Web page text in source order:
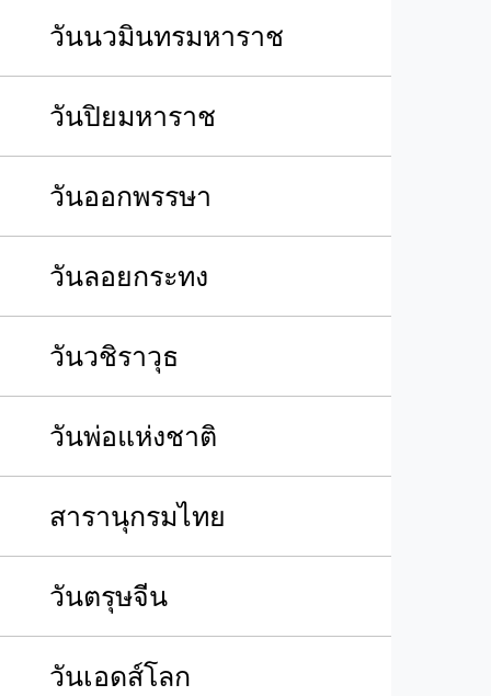
วันนวมินทรมหาราช
วันปิยมหาราช
วันออกพรรษา
วันลอยกระทง
วันวชิราวุธ
วันพ่อแห่งชาติ
สารานุกรมไทย
วันตรุษจีน
วันเอดส์โลก